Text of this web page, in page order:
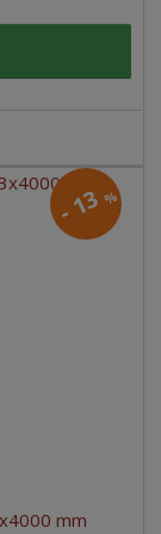
-13%
mm